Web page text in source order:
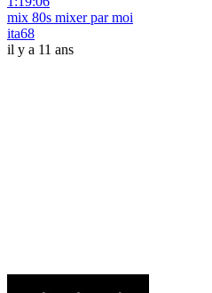
mix 80s mixer par moi
ita68
il y a 11 ans